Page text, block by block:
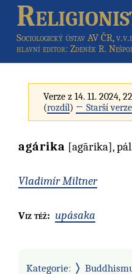
Sociologický ústav AV ČR,
hlavní editor: Zdeněk R.
Verze z 14. 11. 2024,
(rozdíl) ← Starší verze
agárika [agārika],
Vladimír Miltner
Viz též: upásaka
Kategorie: